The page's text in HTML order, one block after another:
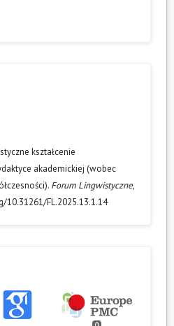
kształcenie
akademickiej (wobec
Forum Lingwistyczne,
10.31261/FL.2025.13.1.14